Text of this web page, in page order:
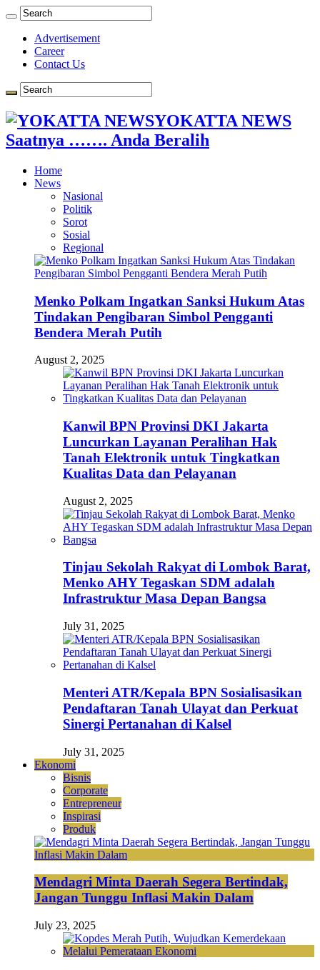
Advertisement
Career
Contact Us
YOKATTA NEWS
Saatnya ……. Anda Beralih
Home
News
Nasional
Politik
Sorot
Sosial
Regional
Menko Polkam Ingatkan Sanksi Hukum Atas
Tindakan Pengibaran Simbol Pengganti
Bendera Merah Putih
August 2, 2025
Kanwil BPN Provinsi DKI Jakarta
Luncurkan Layanan Peralihan Hak
Tanah Elektronik untuk Tingkatkan
Kualitas Data dan Pelayanan
August 2, 2025
Tinjau Sekolah Rakyat di Lombok Barat,
Menko AHY Tegaskan SDM adalah
Infrastruktur Masa Depan Bangsa
July 31, 2025
Menteri ATR/Kepala BPN Sosialisasikan
Pendaftaran Tanah Ulayat dan Perkuat
Sinergi Pertanahan di Kalsel
July 31, 2025
Ekonomi
Bisnis
Corporate
Entrepreneur
Inspirasi
Produk
Mendagri Minta Daerah Segera Bertindak,
Jangan Tunggu Inflasi Makin Dalam
July 23, 2025